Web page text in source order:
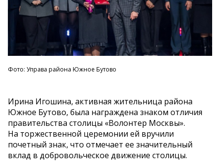
Фото: Управа района Южное Бутово
Ирина Игошина, активная жительница района
Южное Бутово, была награждена знаком отличия
правительства столицы «Волонтер Москвы».
На торжественной церемонии ей вручили
почетный знак, что отмечает ее значительный
вклад в добровольческое движение столицы.